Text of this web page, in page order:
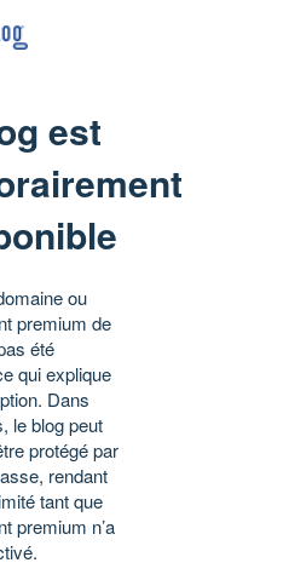
est
ou
premium de
été
qui explique
Dans
le blog peut
protégé par
rendant
tant que
premium n’a